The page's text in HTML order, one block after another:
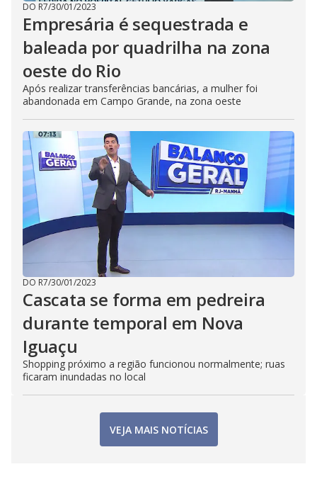
DO R7/30/01/2023
Empresária é sequestrada e
baleada por quadrilha na zona
oeste do Rio
Após realizar transferências bancárias, a mulher foi
abandonada em Campo Grande, na zona oeste
DO R7/30/01/2023
Cascata se forma em pedreira
durante temporal em Nova
Iguaçu
Shopping próximo a região funcionou normalmente; ruas
ficaram inundadas no local
VEJA MAIS NOTÍCIAS